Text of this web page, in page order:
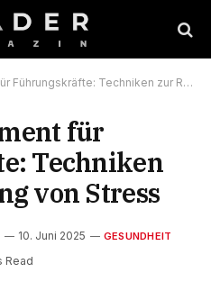
Techniken zur Reduzierung von Stress
für
Techniken
von Stress
10. Juni 2025 GESUNDHEIT
Read